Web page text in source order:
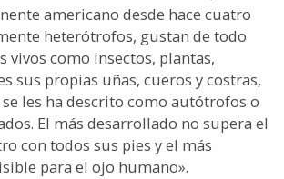
americano desde hace cuatro
heterótrofos, gustan de todo
vivos como insectos, plantas,
sus propias uñas, cueros y costras,
les ha descrito como autótrofos o
El más desarrollado no supera el
con todos sus pies y el más
para el ojo humano».